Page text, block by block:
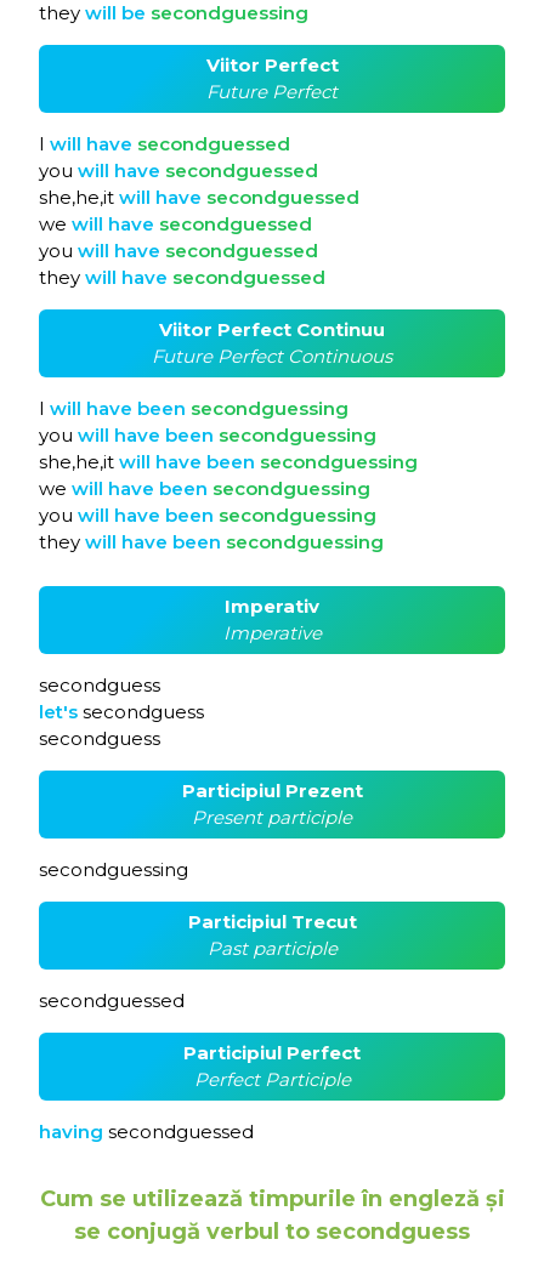
they will be secondguessing
Viitor Perfect
Future Perfect
I will have secondguessed
you will have secondguessed
she,he,it will have secondguessed
we will have secondguessed
you will have secondguessed
they will have secondguessed
Viitor Perfect Continuu
Future Perfect Continuous
I will have been secondguessing
you will have been secondguessing
she,he,it will have been secondguessing
we will have been secondguessing
you will have been secondguessing
they will have been secondguessing
Imperativ
Imperative
secondguess
let's secondguess
secondguess
Participiul Prezent
Present participle
secondguessing
Participiul Trecut
Past participle
secondguessed
Participiul Perfect
Perfect Participle
having secondguessed
Cum se utilizează timpurile în engleză și
se conjugă verbul to secondguess